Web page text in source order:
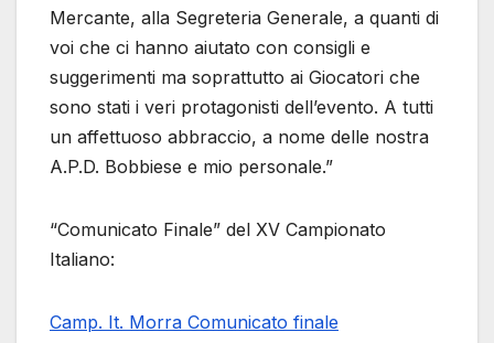
Mercante, alla Segreteria Generale, a quanti di
voi che ci hanno aiutato con consigli e
suggerimenti ma soprattutto ai Giocatori che
sono stati i veri protagonisti dell’evento. A tutti
un affettuoso abbraccio, a nome delle nostra
A.P.D. Bobbiese e mio personale.”
“Comunicato Finale” del XV Campionato
Italiano:
Camp. It. Morra Comunicato finale